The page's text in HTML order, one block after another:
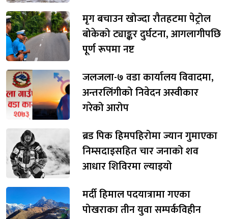
मृग बचाउन खोज्दा रौतहटमा पेट्रोल
बोकेको ट्याङ्कर दुर्घटना, आगलागीपछि
पूर्ण रूपमा नष्ट
जलजला-७ वडा कार्यालय विवादमा,
अन्तरलिंगीको निवेदन अस्वीकार
गरेको आरोप
ब्रड पिक हिमपहिरोमा ज्यान गुमाएका
निम्सदाइसहित चार जनाको शव
आधार शिविरमा ल्याइयो
मर्दी हिमाल पदयात्रामा गएका
पोखराका तीन युवा सम्पर्कविहीन